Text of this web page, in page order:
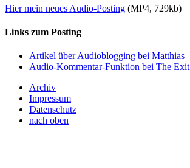
Hier mein neues Audio-Posting (MP4, 729kb)
Links zum Posting
Artikel über Audioblogging bei Matthias
Audio-Kommentar-Funktion bei The Exit
Archiv
Impressum
Datenschutz
nach oben